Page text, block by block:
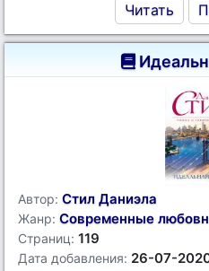
Читать
Автор: Стил Даниэла
Жанр: Современные
Страниц: 119
Дата добавления: 26-07-